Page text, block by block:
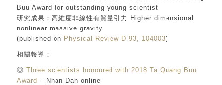
Buu Award for outstanding young scientist
研究成果：高維度非線性有質量引力 Higher dimensional
nonlinear massive gravity
(published on Physical Review D 93, 104003)
相關報導：
◎ Three scientists honoured with 2018 Ta Quang Buu
Award – Nhan Dan online